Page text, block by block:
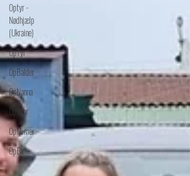
Optyr -
Nødhjælp
(Ukraine)
OpTyr
OpBalder
OpNanna
OpThor
OpMimer
OpEir